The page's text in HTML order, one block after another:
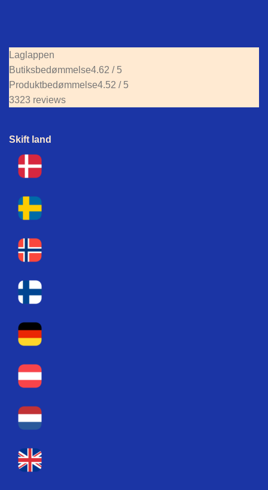
Laglappen
Butiksbedømmelse4.62 / 5
Produktbedømmelse4.52 / 5
3323 reviews
Skift land